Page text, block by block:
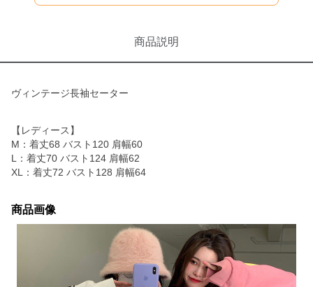
商品説明
ヴィンテージ長袖セーター
【レディース】
M：着丈68 バスト120 肩幅60
L：着丈70 バスト124 肩幅62
XL：着丈72 バスト128 肩幅64
商品画像